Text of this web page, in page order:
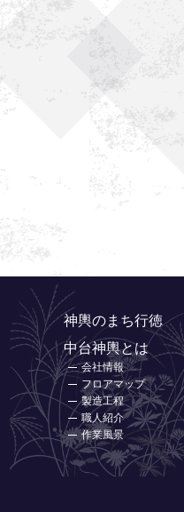
神輿のまち行徳
中台神輿とは
会社情報
フロアマップ
製造工程
職人紹介
作業風景